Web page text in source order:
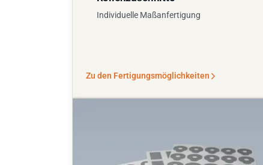
Individuelle Maßanfertigung
Zu den Fertigungsmöglichkeiten